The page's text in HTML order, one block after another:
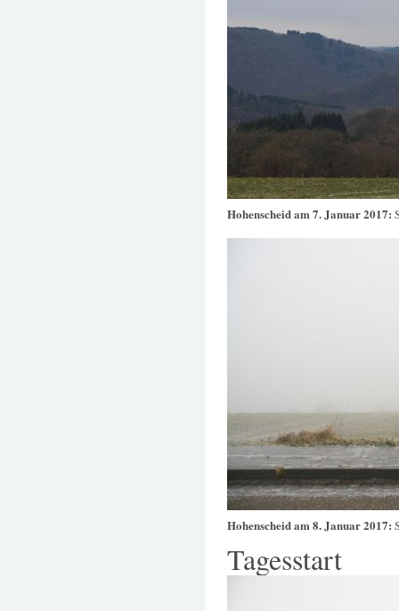
Hohenscheid am 7. Januar 2017:
Hohenscheid am 8. Januar 2017:
Tagesstart